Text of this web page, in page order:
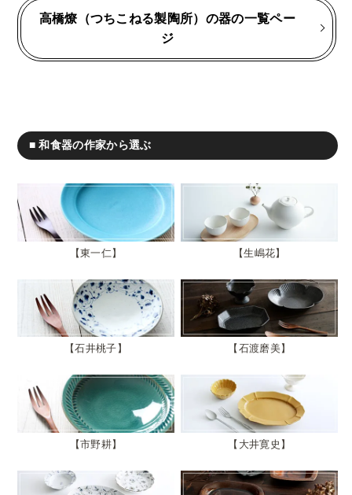
高橋燎（つちこねる製陶所）の器の一覧ペー
ジ
■ 和食器の作家から選ぶ
東一仁 生嶋花
石井桃子 石渡磨美
市野耕 大井寛史